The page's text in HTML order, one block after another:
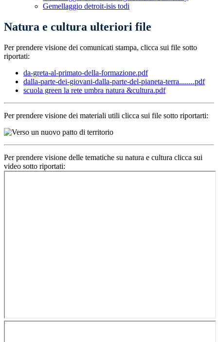
Gemellaggio detroit-isis todi
Natura e cultura ulteriori file
Per prendere visione dei comunicati stampa, clicca sui file sotto
riportati:
da-greta-al-primato-della-formazione.pdf
dalla-parte-dei-giovani-dalla-parte-del-pianeta-terra........pdf
scuola green la rete umbra natura &cultura.pdf
Per prendere visione dei materiali utili clicca sui file sotto riportarti:
Per prendere visione delle tematiche su natura e cultura clicca sui
video sotto riportati: